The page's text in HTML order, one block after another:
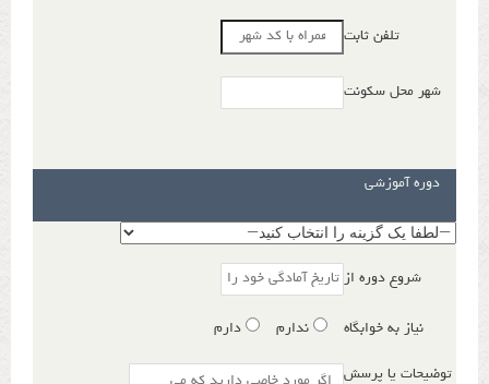
تلفن ثابت
شهر محل سکونت
دوره آموزشی
شروع دوره از
نیاز به خوابگاه ندارم دارم
توضیحات یا پرسش